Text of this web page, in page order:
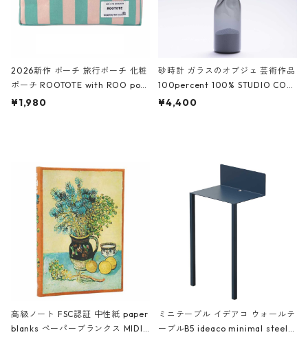
2026新作 ポーチ 旅行ポーチ 化粧
ポーチ ROOTOTE with ROO pou
ch 3532 ルートート WR.ポーチ.ラ
¥1,980
砂時計 ガラスのオブジェ 芸術作品
100percent 100% STUDIO COH
AKU Timeless 100パーセント ス
¥4,400
高級ノート FSC認証 中性紙 paper
blanks ペーパーブランクス MIDI
ミニテーブル イデアコ ウォールテ
ーブルB5 ideaco minimal steel f